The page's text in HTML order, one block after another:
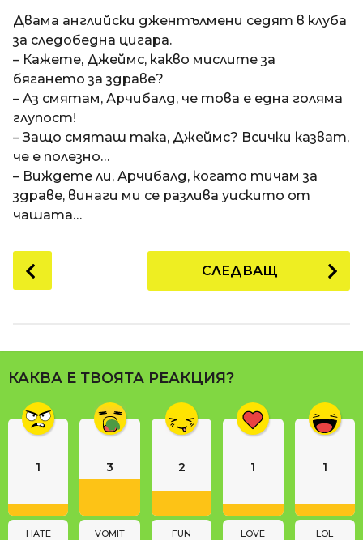
п
р
е
д
и
1
8
г
о
д
и
и
р
и
t
i
Двама английски джентълмени седят в клуба
за следобедна цигара.
– Кажете, Джеймс, какво мислите за
бягането за здраве?
– Аз смятам, Арчибалд, че това е една голяма
глупост!
– Защо смяташ така, Джеймс? Всички казват,
че е полезно…
– Виждете ли, Арчибалд, когато тичам за
здраве, винаги ми се разлива уискито от
чашата…
o
P
a
g
n
o
СЛЕДВАЩ
КАКВА Е ТВОЯТА РЕАКЦИЯ?
1
HATE
3
VOMIT
2
FUN
1
LOVE
1
LOL